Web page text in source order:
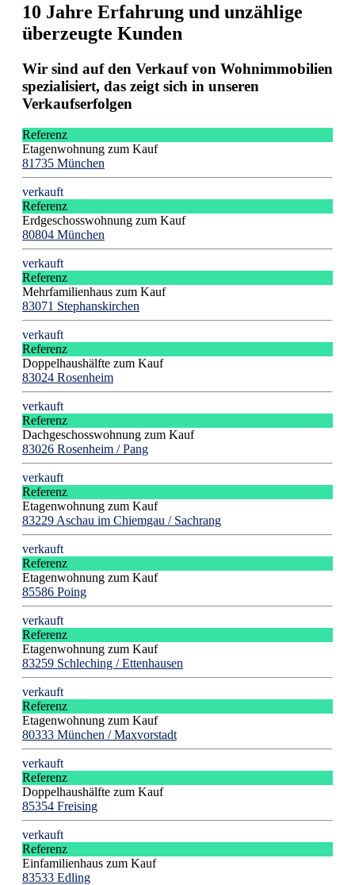
10 Jahre Erfahrung und unzählige
überzeugte Kunden
Wir sind auf den Verkauf von Wohnimmobilien
spezialisiert, das zeigt sich in unseren
Verkaufserfolgen
Referenz
Etagenwohnung zum Kauf
81735 München
verkauft
Referenz
Erdgeschosswohnung zum Kauf
80804 München
verkauft
Referenz
Mehrfamilienhaus zum Kauf
83071 Stephanskirchen
verkauft
Referenz
Doppelhaushälfte zum Kauf
83024 Rosenheim
verkauft
Referenz
Dachgeschosswohnung zum Kauf
83026 Rosenheim / Pang
verkauft
Referenz
Etagenwohnung zum Kauf
83229 Aschau im Chiemgau / Sachrang
verkauft
Referenz
Etagenwohnung zum Kauf
85586 Poing
verkauft
Referenz
Etagenwohnung zum Kauf
83259 Schleching / Ettenhausen
verkauft
Referenz
Etagenwohnung zum Kauf
80333 München / Maxvorstadt
verkauft
Referenz
Doppelhaushälfte zum Kauf
85354 Freising
verkauft
Referenz
Einfamilienhaus zum Kauf
83533 Edling